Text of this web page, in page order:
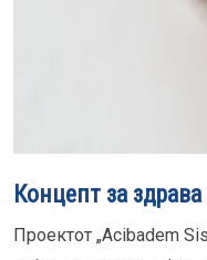
Концепт за
Проектот „Acibadem